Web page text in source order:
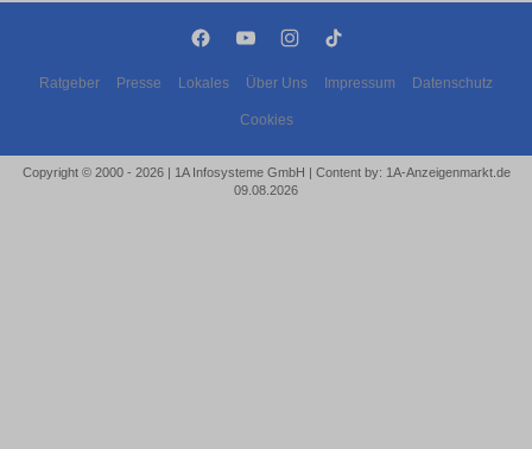
Ratgeber Presse Lokales Über Uns Impressum Datenschutz
Cookies
Copyright © 2000 - 2026 | 1A Infosysteme GmbH | Content by: 1A-Anzeigenmarkt.de
09.08.2026